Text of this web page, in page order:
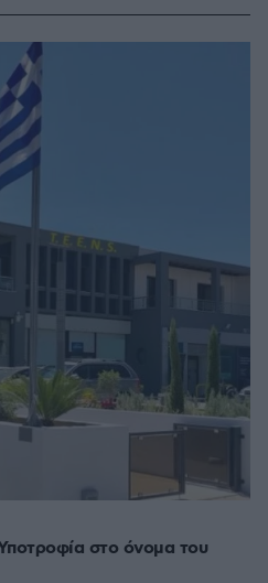
στο όνομα του